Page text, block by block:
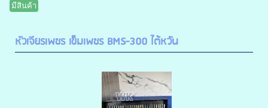
มีสินค้า
หัวเจียรเพชร เข็มเพชร BMS-300 ไต้หวัน